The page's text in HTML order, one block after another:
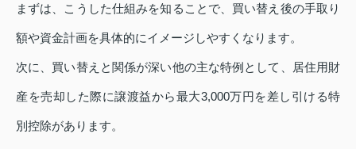
まずは、こうした仕組みを知ることで、買い替え後の手取り
額や資金計画を具体的にイメージしやすくなります。
次に、買い替えと関係が深い他の主な特例として、居住用財
産を売却した際に譲渡益から最大3,000万円を差し引ける特
別控除があります。